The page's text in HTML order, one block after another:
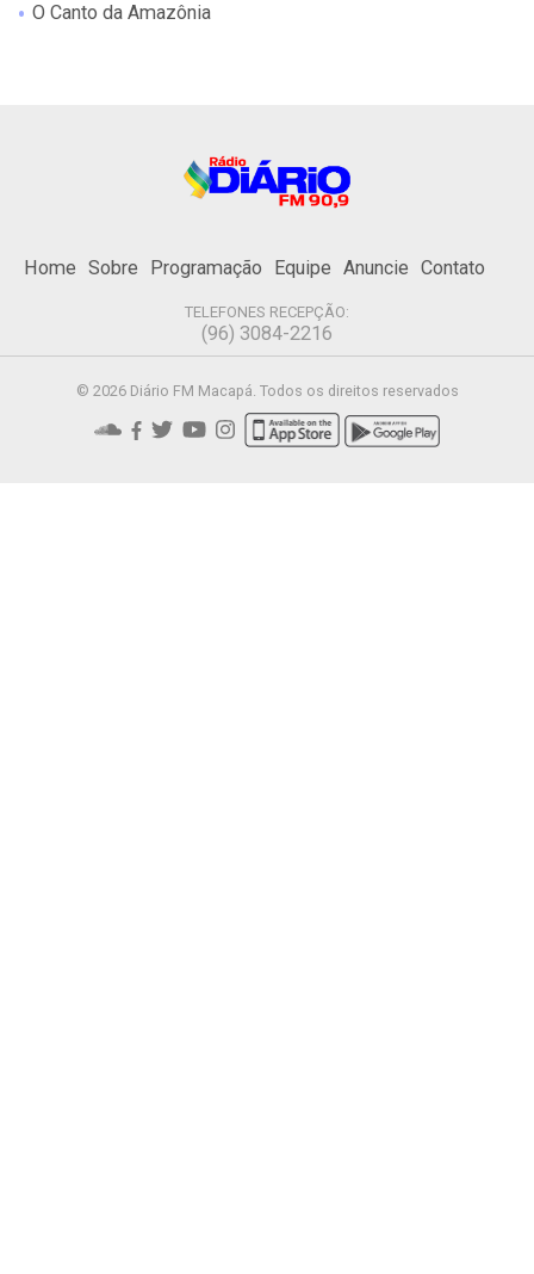
O Canto da Amazônia
Home Sobre Programação Equipe Anuncie Contato
TELEFONES RECEPÇÃO:
(96) 3084-2216
© 2026 Diário FM Macapá. Todos os direitos reservados